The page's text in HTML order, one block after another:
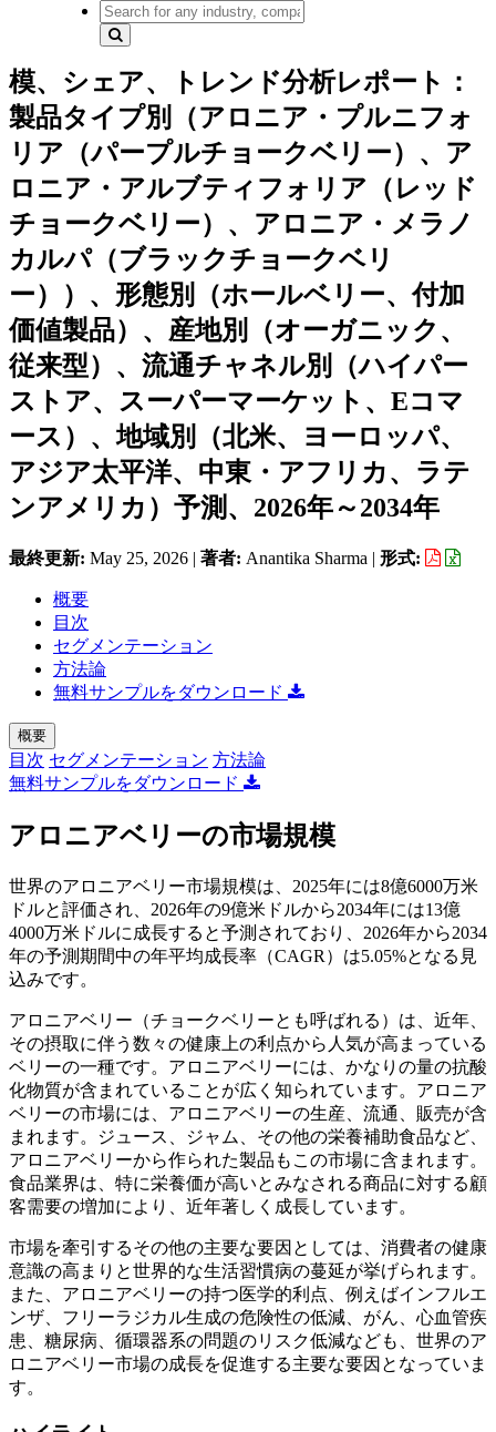
模、シェア、トレンド分析レポート：
製品タイプ別（アロニア・プルニフォ
リア（パープルチョークベリー）、ア
ロニア・アルブティフォリア（レッド
チョークベリー）、アロニア・メラノ
カルパ（ブラックチョークベリ
ー））、形態別（ホールベリー、付加
価値製品）、産地別（オーガニック、
従来型）、流通チャネル別（ハイパー
ストア、スーパーマーケット、Eコマ
ース）、地域別（北米、ヨーロッパ、
アジア太平洋、中東・アフリカ、ラテ
ンアメリカ）予測、2026年～2034年
最終更新: May 25, 2026 | 著者: Anantika Sharma | 形式:
概要
目次
セグメンテーション
方法論
無料サンプルをダウンロード
概要
目次 セグメンテーション 方法論
無料サンプルをダウンロード
アロニアベリーの市場規模
世界のアロニアベリー市場規模は、2025年には8億6000万米
ドルと評価され、2026年の9億米ドルから2034年には13億
4000万米ドルに成長すると予測されており、2026年から2034
年の予測期間中の年平均成長率（CAGR）は5.05%となる見
込みです。
アロニアベリー（チョークベリーとも呼ばれる）は、近年、
その摂取に伴う数々の健康上の利点から人気が高まっている
ベリーの一種です。アロニアベリーには、かなりの量の抗酸
化物質が含まれていることが広く知られています。アロニア
ベリーの市場には、アロニアベリーの生産、流通、販売が含
まれます。ジュース、ジャム、その他の栄養補助食品など、
アロニアベリーから作られた製品もこの市場に含まれます。
食品業界は、特に栄養価が高いとみなされる商品に対する顧
客需要の増加により、近年著しく成長しています。
市場を牽引するその他の主要な要因としては、消費者の健康
意識の高まりと世界的な生活習慣病の蔓延が挙げられます。
また、アロニアベリーの持つ医学的利点、例えばインフルエ
ンザ、フリーラジカル生成の危険性の低減、がん、心血管疾
患、糖尿病、循環器系の問題のリスク低減なども、世界のア
ロニアベリー市場の成長を促進する主要な要因となっていま
す。